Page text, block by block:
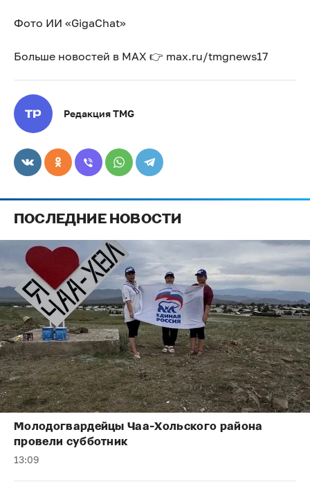
Фото ИИ «GigaChat»
Больше новостей в МАХ 👉 max.ru/tmgnews17
Редакция TMG
ПОСЛЕДНИЕ НОВОСТИ
Молодогвардейцы Чаа-Хольского района
провели субботник
13:09